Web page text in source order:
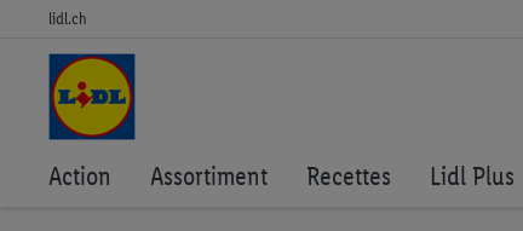
lidl.ch
Action Assortiment Recettes Lidl Plus